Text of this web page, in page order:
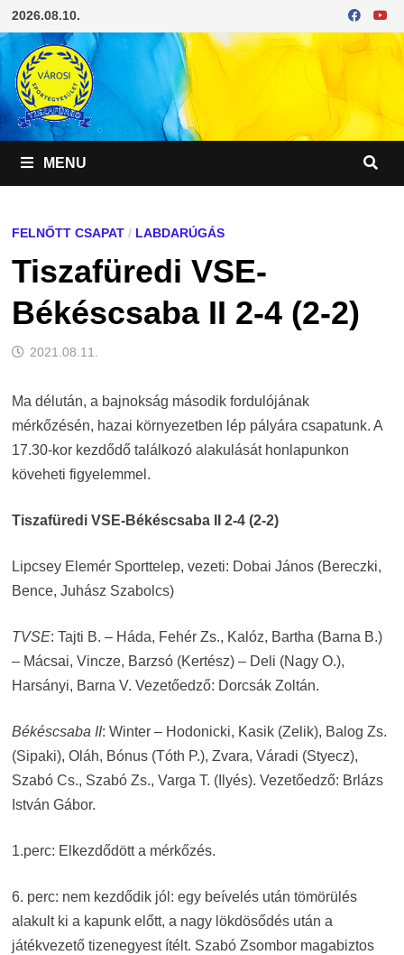
Skip
to
content
2026.08.10.
MENU
FELNŐTT CSAPAT/ LABDARÚGÁS
Tiszafüredi VSE-
Békéscsaba II 2-4 (2-2)
2021.08.11.
Ma délután, a bajnokság második fordulójának
mérkőzésén, hazai környezetben lép pályára csapatunk. A
17.30-kor kezdődő találkozó alakulását honlapunkon
köveheti figyelemmel.
Tiszafüredi VSE-Békéscsaba II 2-4 (2-2)
Lipcsey Elemér Sporttelep, vezeti: Dobai János (Bereczki,
Bence, Juhász Szabolcs)
TVSE: Tajti B. – Háda, Fehér Zs., Kalóz, Bartha (Barna B.)
– Mácsai, Vincze, Barzsó (Kertész) – Deli (Nagy O.),
Harsányi, Barna V. Vezetőedző: Dorcsák Zoltán.
Békéscsaba II: Winter – Hodonicki, Kasik (Zelik), Balog Zs.
(Sipaki), Oláh, Bónus (Tóth P.), Zvara, Váradi (Styecz),
Szabó Cs., Szabó Zs., Varga T. (Ilyés). Vezetőedző: Brlázs
István Gábor.
1.perc: Elkezdődött a mérkőzés.
6. perc: nem kezdődik jól: egy beívelés után tömörülés
alakult ki a kapunk előtt, a nagy lökdösődés után a
játékvezető tizenegyest ítélt. Szabó Zsombor magabiztos